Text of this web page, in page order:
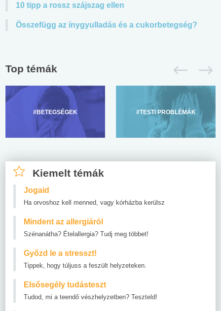
10 tipp a rossz szájszag ellen
Összefügg az ínygyulladás és a cukorbetegség?
Top témák
#BETEGSÉGEK #TESTI PROBLÉMÁK
Kiemelt témák
Jogaid
Ha orvoshoz kell menned, vagy kórházba kerülsz
Mindent az allergiáról
Szénanátha? Ételallergia? Tudj meg többet!
Győzd le a stresszt!
Tippek, hogy túljuss a feszült helyzeteken.
Elsősegély tudásteszt
Tudod, mi a teendő vészhelyzetben? Teszteld!